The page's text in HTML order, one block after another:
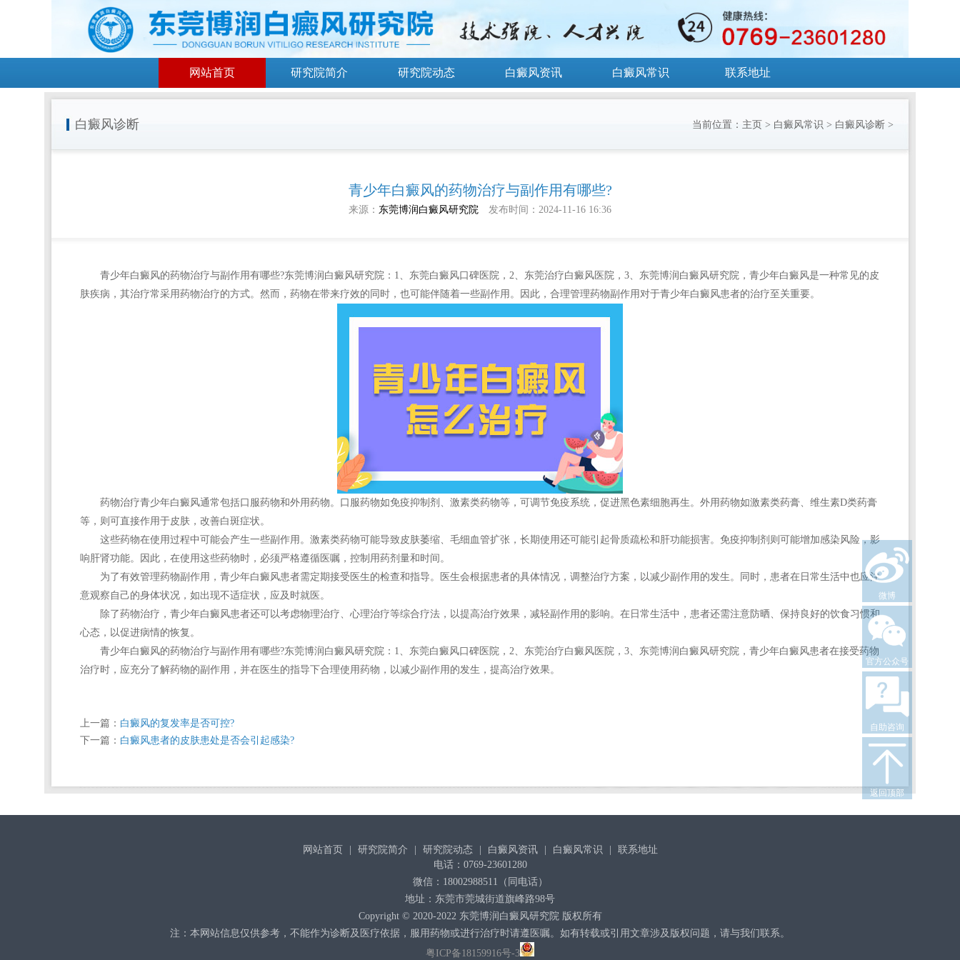
网站首页 研究院简介 研究院动态 白癜风资讯 白癜风常识 联系地址
白癜风诊断 当前位置： 主页 > 白癜风常识 > 白癜风诊断 >
青少年白癜风的药物治疗与副作用有哪些?
来源： 东莞博润白癜风研究院 发布时间：2024-11-16 16:36
青少年白癜风的药物治疗与副作用有哪些?东莞博润白癜风研究院 ：1、东莞白癜风口碑医院，2、东莞治疗白癜风医院，3、东莞博润白癜风研究院，青少年白癜风是一种常见的皮
肤疾病，其治疗常采用药物治疗的方式。然而，药物在带来疗效的同时，也可能伴随着一些副作用。因此，合理管理药物副作用对于青少年白癜风患者的治疗至关重要。
药物治疗青少年白癜风通常包括口服药物和外用药物。口服药物如免疫抑制剂、激素类药物等，可调节免疫系统，促进黑色素细胞再生。外用药物如激素类药膏、维生素D类药膏
等，则可直接作用于皮肤，改善白斑症状。
这些药物在使用过程中可能会产生一些副作用。激素类药物可能导致皮肤萎缩、毛细血管扩张，长期使用还可能引起骨质疏松和肝功能损害。免疫抑制剂则可能增加感染风险，影
响肝肾功能。因此，在使用这些药物时，必须严格遵循医嘱，控制用药剂量和时间。
为了有效管理药物副作用，青少年白癜风患者需定期接受医生的检查和指导。医生会根据患者的具体情况，调整治疗方案，以减少副作用的发生。同时，患者在日常生活中也应注
意观察自己的身体状况，如出现不适症状，应及时就医。
除了药物治疗，青少年白癜风患者还可以考虑物理治疗、心理治疗等综合疗法，以提高治疗效果，减轻副作用的影响。在日常生活中，患者还需注意防晒、保持良好的饮食习惯和
心态，以促进病情的恢复。
青少年白癜风的药物治疗与副作用有哪些?东莞博润白癜风研究院：1、东莞白癜风口碑医院，2、东莞治疗白癜风医院，3、东莞博润白癜风研究院，青少年白癜风患者在接受药物
治疗时，应充分了解药物的副作用，并在医生的指导下合理使用药物，以减少副作用的发生，提高治疗效果。
上一篇： 白癜风的复发率是否可控?
下一篇： 白癜风患者的皮肤患处是否会引起感染?
网站首页 | 研究院简介 | 研究院动态 | 白癜风资讯 | 白癜风常识 |
联系地址
电话：0769-23601280
微信：18002988511（同电话）
地址：东莞市莞城街道旗峰路98号
Copyright © 2020-2022 东莞博润白癜风研究院 版权所有
注：本网站信息仅供参考，不能作为诊断及医疗依据，服用药物或进行治疗时请遵医嘱。如有转载或引用文章涉及版权问题，请与我们联系。
粤ICP备18159916号-3
微博
官方公众号
自助咨询
返回顶部